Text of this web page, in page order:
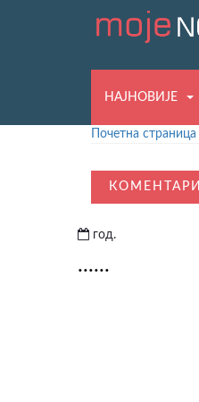
НАЈНОВИЈЕ
Почетна страница
КОМЕНТАРИ
год.
......